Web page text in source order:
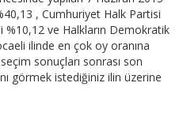
, Cumhuriyet Halk Partisi
ve Halkların Demokratik
ilinde en çok oy oranına
sonuçları sonrası son
görmek istediğiniz ilin üzerine